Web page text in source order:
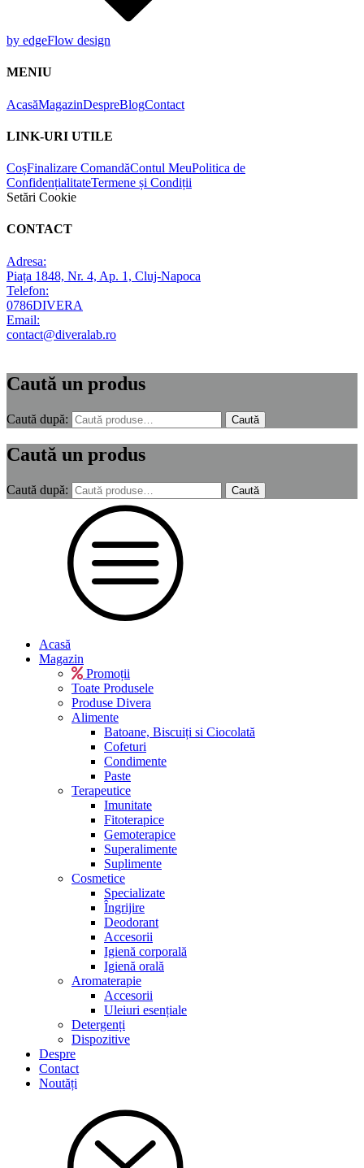
by edgeFlow design
MENIU
AcasăMagazinDespreBlogContact
LINK-URI UTILE
CoșFinalizare ComandăContul MeuPolitica de
ConfidențialitateTermene și Condiții
Setări Cookie
CONTACT
Adresa:
Piața 1848, Nr. 4, Ap. 1, Cluj-Napoca
Telefon:
0786DIVERA
Email:
contact@diveralab.ro
Caută un produs
Caută după: Caută
Caută un produs
Caută după: Caută
Acasă
Magazin
Promoții
Toate Produsele
Produse Divera
Alimente
Batoane, Biscuiți si Ciocolată
Cofeturi
Condimente
Paste
Terapeutice
Imunitate
Fitoterapice
Gemoterapice
Superalimente
Suplimente
Cosmetice
Specializate
Îngrijire
Deodorant
Accesorii
Igienă corporală
Igienă orală
Aromaterapie
Accesorii
Uleiuri esențiale
Detergenți
Dispozitive
Despre
Contact
Noutăți